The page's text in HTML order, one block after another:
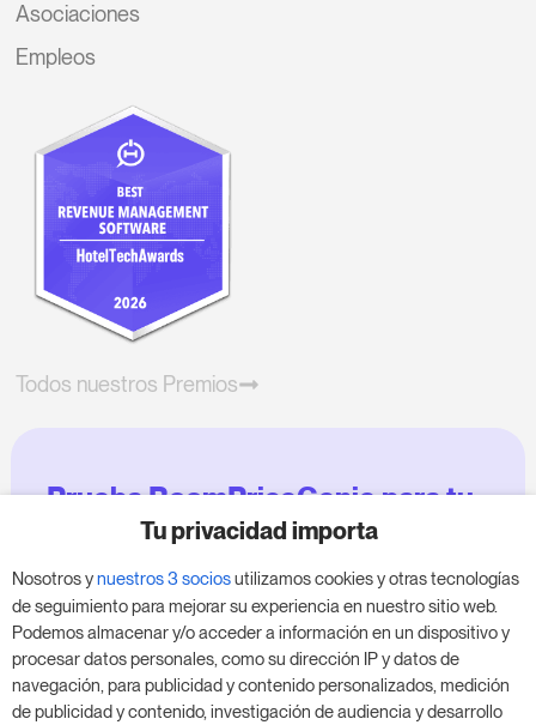
Asociaciones
Empleos
Todos nuestros Premios
Prueba RoomPriceGenie para tu
negocio
Aprovecha nuestra prueba de 14 días y mejora tu
negocio, sin compromiso.
Agenda una reunión para empezar tu prueba
gratuita de 14 días.
Tu privacidad importa
Nosotros ynuestros 3 sociosutilizamos cookies y otras tecnologías
de seguimiento para mejorar su experiencia en nuestro sitio web.
Podemos almacenar y/o acceder a información en un dispositivo y
procesar datos personales, como su dirección IP y datos de
navegación, para publicidad y contenido personalizados, medición
de publicidad y contenido, investigación de audiencia y desarrollo